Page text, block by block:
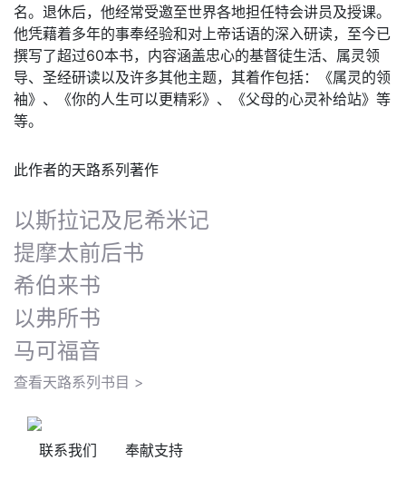
名。退休后，他经常受邀至世界各地担任特会讲员及授课。
他凭藉着多年的事奉经验和对上帝话语的深入研读，至今已
撰写了超过60本书，内容涵盖忠心的基督徒生活、属灵领
导、圣经研读以及许多其他主题，其着作包括：《属灵的领
袖》、《你的人生可以更精彩》、《父母的心灵补给站》等
等。
此作者的天路系列著作
以斯拉记及尼希米记
提摩太前后书
希伯来书
以弗所书
马可福音
查看天路系列书目 >
联系我们 奉献支持